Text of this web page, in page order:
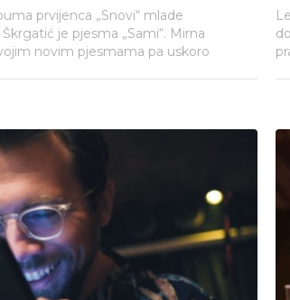
prvijenca „Snovi“ mlade
je pjesma „Sami“. Mirna
novim pjesmama pa uskoro